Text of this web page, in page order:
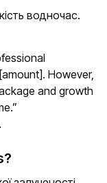
водночас.
However,
and growth